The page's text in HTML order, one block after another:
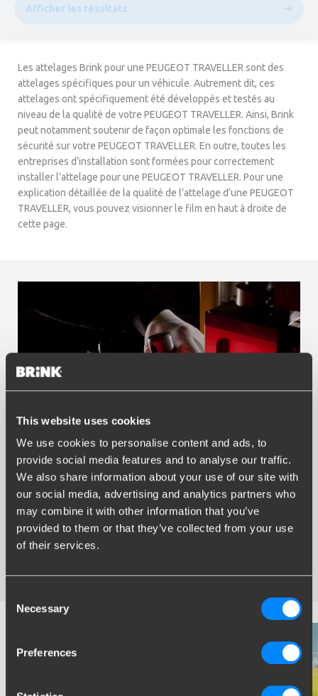
This website uses cookies
We use cookies to personalise content and ads, to
provide social media features and to analyse our traffic.
We also share information about your use of our site with
our social media, advertising and analytics partners who
may combine it with other information that you’ve
provided to them or that they’ve collected from your use
of their services.
Selection
Necessary
Preferences
Afficher les résultats
Les attelages Brink pour une PEUGEOT TRAVELLER sont des
attelages spécifiques pour un véhicule. Autrement dit, ces
attelages ont spécifiquement été développés et testés au
niveau de la qualité de votre PEUGEOT TRAVELLER. Ainsi, Brink
peut notamment soutenir de façon optimale les fonctions de
sécurité sur votre PEUGEOT TRAVELLER. En outre, toutes les
entreprises d’installation sont formées pour correctement
installer l’attelage pour une PEUGEOT TRAVELLER. Pour une
explication détaillée de la qualité de l’attelage d’une PEUGEOT
TRAVELLER, vous pouvez visionner le film en haut à droite de
cette page.
Avantages de Brink
Le plus vaste assortiment en France
Attelage spécialement développé pour votre véhicule
Attelages certifies fiable
Installation près de chez vous